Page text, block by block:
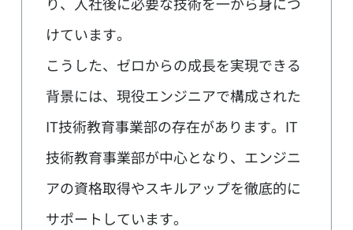
けています。
こうした、ゼロからの成長を実現できる
背景には、現役エンジニアで構成された
IT技術教育事業部の存在があります。IT
技術教育事業部が中心となり、エンジニ
アの資格取得やスキルアップを徹底的に
サポートしています。